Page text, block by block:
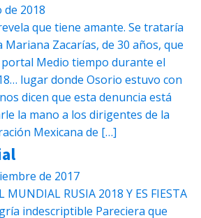
de 2018
que tiene amante. Se trataría
Zacarías, de 30 años, que
Medio tiempo durante el
lugar donde Osorio estuvo con
dicen que esta denuncia está
la mano a los dirigentes de la
Mexicana de […]
de 2017
MUNDIAL RUSIA 2018 Y ES FIESTA
indescriptible Pareciera que